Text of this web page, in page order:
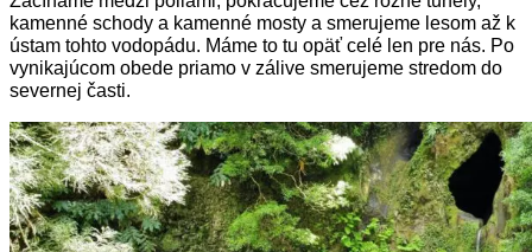
kamenné schody a kamenné mosty a smerujeme lesom až k
ústam tohto vodopádu. Máme to tu opäť celé len pre nás. Po
vynikajúcom obede priamo v zálive smerujeme stredom do
severnej časti.